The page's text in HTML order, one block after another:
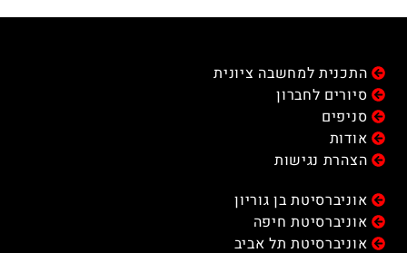
התכנית למחשבה ציונית
סיורים לחברון
סניפים
אודות
הצהרת נגישות
אוניברסיטת בן גוריון
אוניברסיטת חיפה
אוניברסיטת תל אביב